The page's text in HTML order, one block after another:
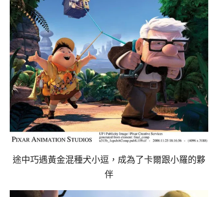
途中巧遇黃金混種犬小逗，成為了卡爾跟小羅的夥
伴